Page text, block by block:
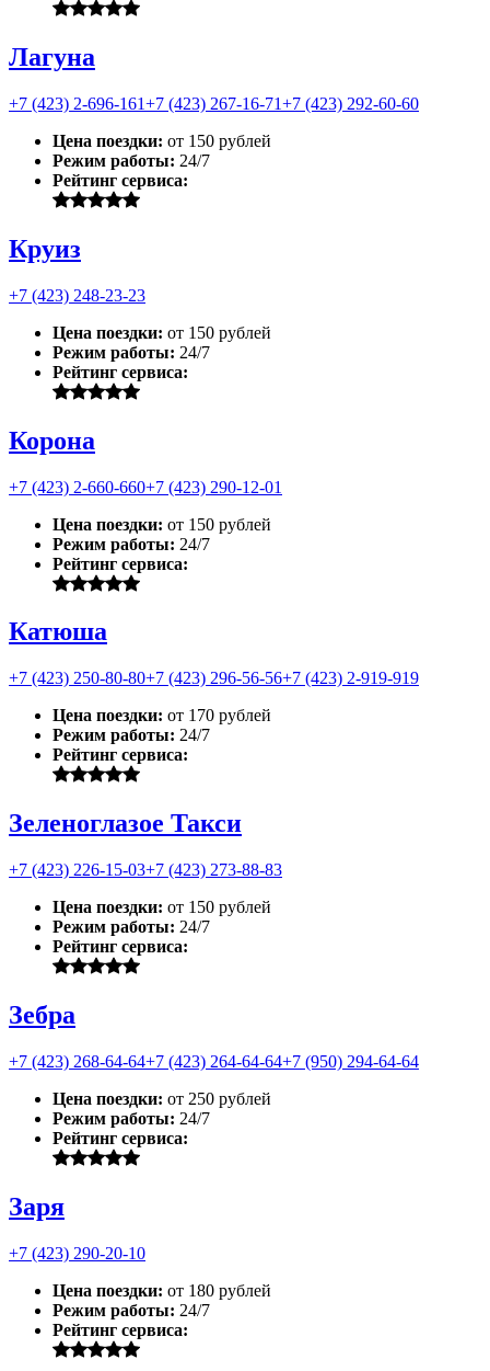
Лагуна
+7 (423) 2-696-161+7 (423) 267-16-71+7 (423) 292-60-60
Цена поездки: от 150 рублей
Режим работы: 24/7
Рейтинг сервиса:
Круиз
+7 (423) 248-23-23
Цена поездки: от 150 рублей
Режим работы: 24/7
Рейтинг сервиса:
Корона
+7 (423) 2-660-660+7 (423) 290-12-01
Цена поездки: от 150 рублей
Режим работы: 24/7
Рейтинг сервиса:
Катюша
+7 (423) 250-80-80+7 (423) 296-56-56+7 (423) 2-919-919
Цена поездки: от 170 рублей
Режим работы: 24/7
Рейтинг сервиса:
Зеленоглазое Такси
+7 (423) 226-15-03+7 (423) 273-88-83
Цена поездки: от 150 рублей
Режим работы: 24/7
Рейтинг сервиса:
Зебра
+7 (423) 268-64-64+7 (423) 264-64-64+7 (950) 294-64-64
Цена поездки: от 250 рублей
Режим работы: 24/7
Рейтинг сервиса:
Заря
+7 (423) 290-20-10
Цена поездки: от 180 рублей
Режим работы: 24/7
Рейтинг сервиса: